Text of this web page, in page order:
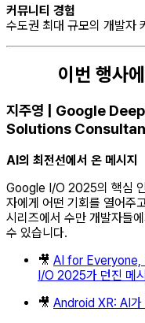
커뮤니티 경험
수도권 최대 규모의 개발자
이번 행사
지주영 | Google
Solutions
AI의 최전선에서 온 메시지
Google I/O 2025의 핵심
자에게 어떤 기회를 열어
시리즈에서 수만 개발자들
수 있습니다.
🎥 AI for Everyone,
I/O 2025가 던진 메
🎥 Android XR: AI가